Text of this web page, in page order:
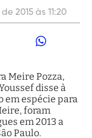
2015 às 11:20
Meire Pozza,
disse à
em espécie para
foram
em 2013 a
Paulo.